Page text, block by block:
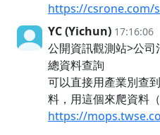
https://csrone.com/
YC (Yichun) 17:16:06
公開資訊觀測站>公司
總資料查詢
可以直接用產業別查
料，用這個來爬資料
https://